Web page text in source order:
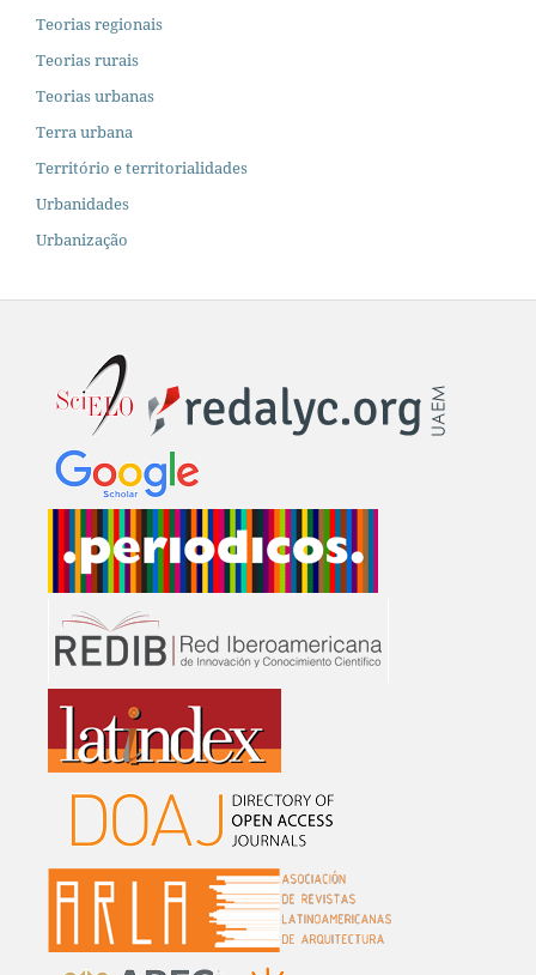
Teorias regionais
Teorias rurais
Teorias urbanas
Terra urbana
Território e territorialidades
Urbanidades
Urbanização